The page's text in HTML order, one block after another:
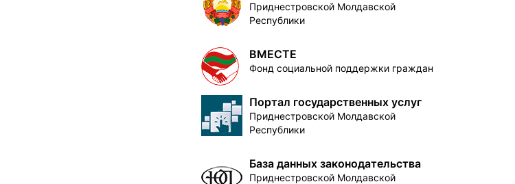
Приднестровской Молдавской
Республики
ВМЕСТЕ
Фонд социальной поддержки граждан
Портал государственных услуг
Приднестровской Молдавской
Республики
База данных законодательства
Приднестровской Молдавской